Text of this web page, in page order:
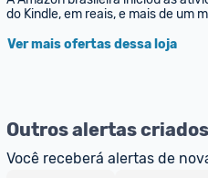
do Kindle, em reais, e mais de um
Ver mais ofertas dessa loja
Outros alertas
Você receberá alertas de